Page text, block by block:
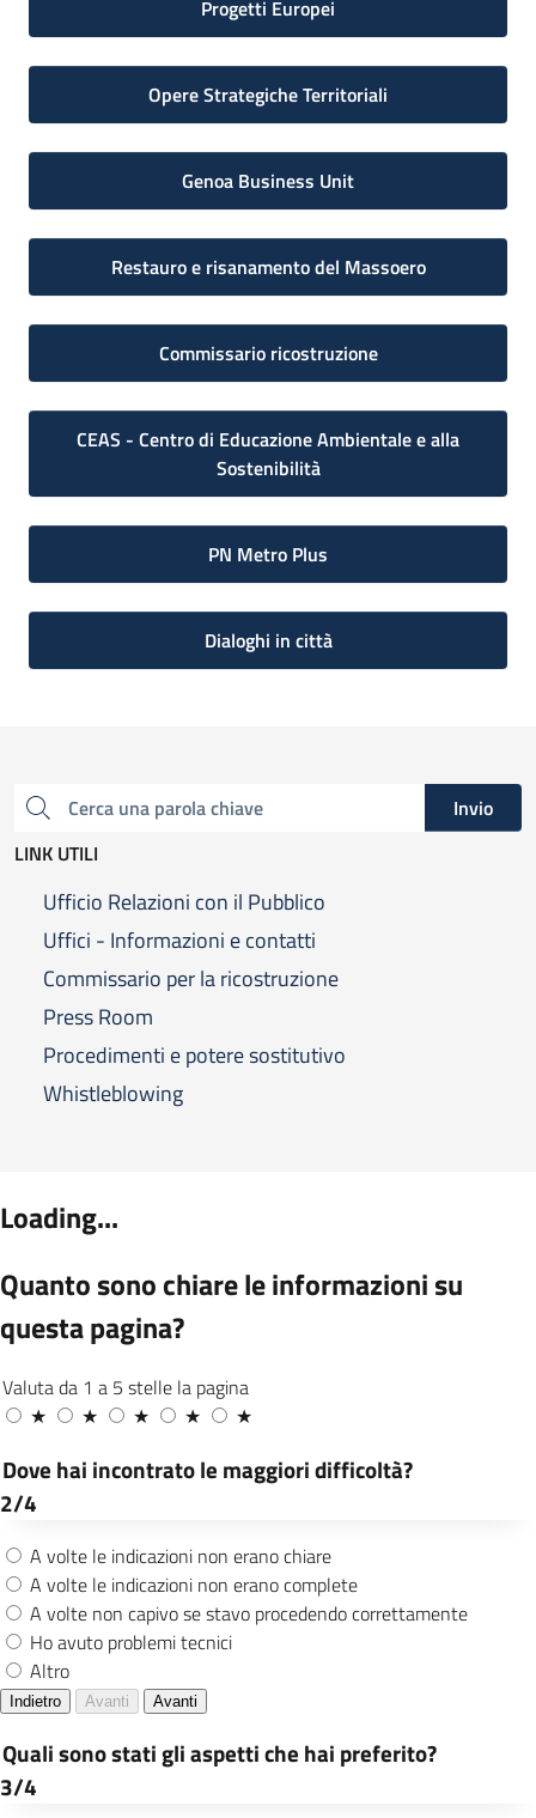
Progetti Europei
Opere Strategiche Territoriali
Genoa Business Unit
Restauro e risanamento del Massoero
Commissario ricostruzione
CEAS - Centro di Educazione Ambientale e alla
Sostenibilità
PN Metro Plus
Dialoghi in città
Cerca una parola chiave
Invio
LINK UTILI
Ufficio Relazioni con il Pubblico
Uffici - Informazioni e contatti
Commissario per la ricostruzione
Press Room
Procedimenti e potere sostitutivo
Whistleblowing